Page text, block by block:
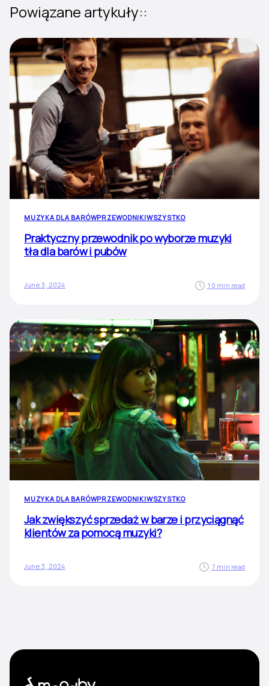
Powiązane artykuły::
MUZYKA DLA BARÓWPRZEWODNIKIWSZYSTKO
Praktyczny przewodnik po wyborze muzyki
tła dla barów i pubów
June 3, 2024 10 min read
MUZYKA DLA BARÓWPRZEWODNIKIWSZYSTKO
Jak zwiększyć sprzedaż w barze i przyciągnąć
klientów za pomocą muzyki?
June 3, 2024 7 min read